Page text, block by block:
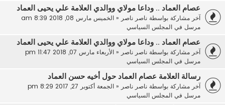
عصام العماد .. وداعا مولاي ووالدي العلامة علي يحيى العماد
آخر مشاركة بواسطة ناصر ناصر« الخميس مارس 08, 2018 8:39 am
مرسل في المجلس السياسي
عصام العماد .. وداعا مولاي ووالدي العلامة علي يحيى العماد
آخر مشاركة بواسطة ناصر ناصر« الأربعاء مارس 07, 2018 11:47 pm
مرسل في المجلس السياسي
رسالة العلامة عصام العماد حول أخيه حسن العماد
آخر مشاركة بواسطة ناصر ناصر« الجمعة أكتوبر 27, 2017 8:29 pm
مرسل في المجلس السياسي